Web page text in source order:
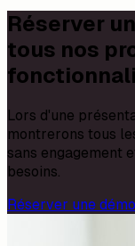
Réserver
tous nos
Lors d'une
montrerons tous
sans engagement
besoins.
Réserver une démo